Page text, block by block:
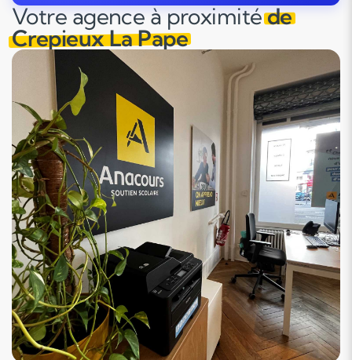
Votre agence à proximitéde
Crepieux La Pape